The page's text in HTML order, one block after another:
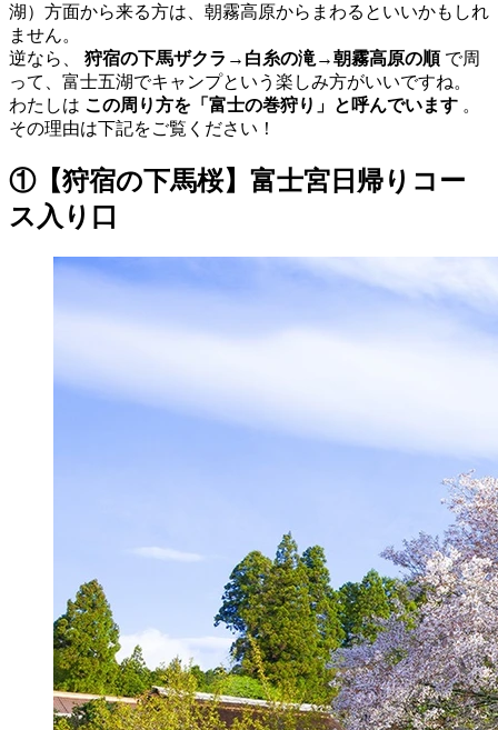
湖）方面から来る方は、朝霧高原からまわるといいかもしれ
ません。
逆なら、 狩宿の下馬ザクラ→白糸の滝→朝霧高原の順で周
って、富士五湖でキャンプという楽しみ方がいいですね。
わたしは この周り方を「富士の巻狩り」と呼んでいます 。
その理由は下記をご覧ください！
①【狩宿の下馬桜】富士宮日帰りコー
ス入り口